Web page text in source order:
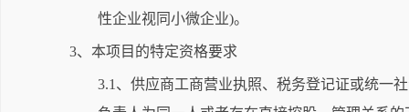
性企业视同小微企业)。
3、本项目的特定资格要求
3.1、供应商工商营业执照、税务登记证或统一